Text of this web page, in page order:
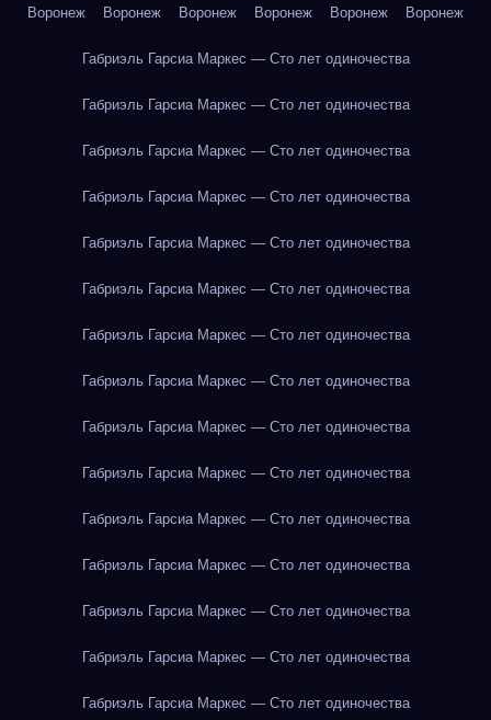
Воронеж Воронеж Воронеж Воронеж Воронеж Воронеж
Габриэль Гарсиа Маркес — Сто лет одиночества
Габриэль Гарсиа Маркес — Сто лет одиночества
Габриэль Гарсиа Маркес — Сто лет одиночества
Габриэль Гарсиа Маркес — Сто лет одиночества
Габриэль Гарсиа Маркес — Сто лет одиночества
Габриэль Гарсиа Маркес — Сто лет одиночества
Габриэль Гарсиа Маркес — Сто лет одиночества
Габриэль Гарсиа Маркес — Сто лет одиночества
Габриэль Гарсиа Маркес — Сто лет одиночества
Габриэль Гарсиа Маркес — Сто лет одиночества
Габриэль Гарсиа Маркес — Сто лет одиночества
Габриэль Гарсиа Маркес — Сто лет одиночества
Габриэль Гарсиа Маркес — Сто лет одиночества
Габриэль Гарсиа Маркес — Сто лет одиночества
Габриэль Гарсиа Маркес — Сто лет одиночества